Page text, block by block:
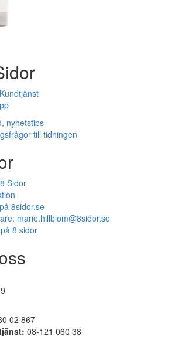
nyhetstips
till tidningen
Sidor
8sidor.se
marie.hillblom@8sidor.se
8 sidor
02 867
08-121 060 38